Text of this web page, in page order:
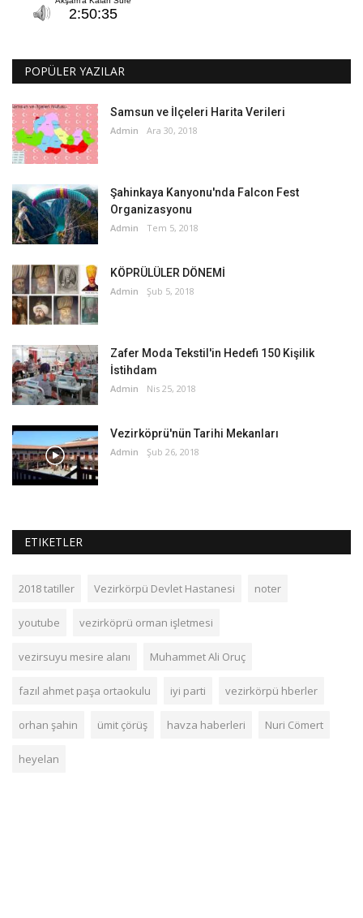
POPÜLER YAZILAR
Samsun ve İlçeleri Harita Verileri
Admin Ara 30, 2018
Şahinkaya Kanyonu'nda Falcon Fest
Organizasyonu
Admin Tem 5, 2018
KÖPRÜLÜLER DÖNEMİ
Admin Şub 5, 2018
Zafer Moda Tekstil'in Hedefi 150 Kişilik
İstihdam
Admin Nis 25, 2018
Vezirköprü'nün Tarihi Mekanları
Admin Şub 26, 2018
ETIKETLER
2018 tatiller Vezirkörpü Devlet Hastanesi noter
youtube vezirköprü orman işletmesi
vezirsuyu mesire alanı Muhammet Ali Oruç
fazıl ahmet paşa ortaokulu iyi parti vezirkörpü hberler
orhan şahin ümit çörüş havza haberleri Nuri Cömert
heyelan